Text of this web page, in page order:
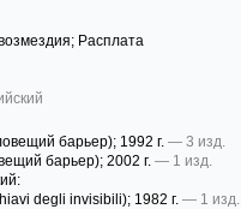
Расплата
барьер); 1992 г. — 3 изд.
барьер); 2002 г. — 1 изд.
degli invisibili); 1982 г. — 1 изд.